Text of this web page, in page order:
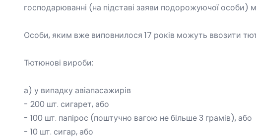
господарюванні (на підставі заяви подорожуючої особи)
Особи, яким вже виповнилося 17 років можуть ввозити
Тютюнові вироби:
а) у випадку авіапасажирів
- 200 шт. сигарет, або
- 100 шт. папірос (поштучно вагою не більше 3 грамів), або
- 10 шт. сигар, або